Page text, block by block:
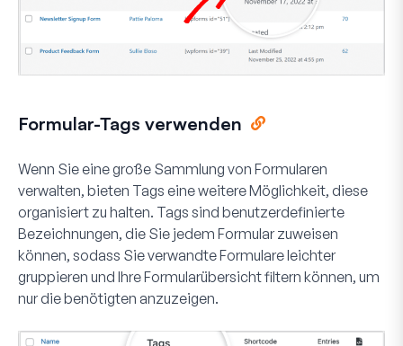
Formular-Tags verwenden
Wenn Sie eine große Sammlung von Formularen
verwalten, bieten Tags eine weitere Möglichkeit, diese
organisiert zu halten. Tags sind benutzerdefinierte
Bezeichnungen, die Sie jedem Formular zuweisen
können, sodass Sie verwandte Formulare leichter
gruppieren und Ihre Formularübersicht filtern können, um
nur die benötigten anzuzeigen.